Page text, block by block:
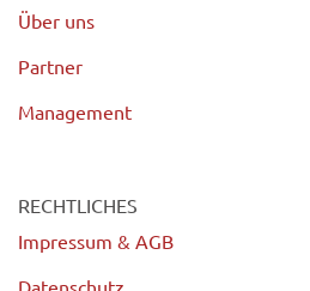
Über uns
Partner
Management
RECHTLICHES
Impressum & AGB
Datenschutz